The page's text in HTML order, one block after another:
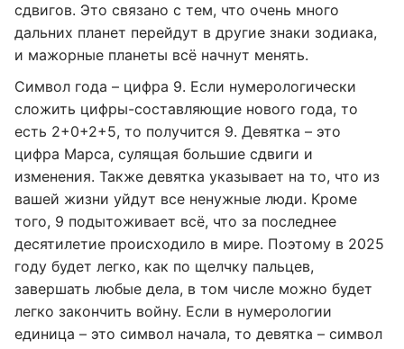
сдвигов. Это связано с тем, что очень много
дальних планет перейдут в другие знаки зодиака,
и мажорные планеты всё начнут менять.
Символ года – цифра 9. Если нумерологически
сложить цифры-составляющие нового года, то
есть 2+0+2+5, то получится 9. Девятка – это
цифра Марса, сулящая большие сдвиги и
изменения. Также девятка указывает на то, что из
вашей жизни уйдут все ненужные люди. Кроме
того, 9 подытоживает всё, что за последнее
десятилетие происходило в мире. Поэтому в 2025
году будет легко, как по щелчку пальцев,
завершать любые дела, в том числе можно будет
легко закончить войну. Если в нумерологии
единица – это символ начала, то девятка – символ